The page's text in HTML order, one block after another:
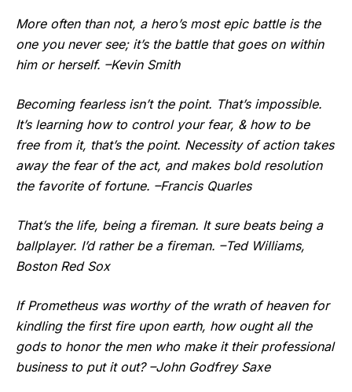
More often than not, a hero’s most epic battle is the
one you never see; it’s the battle that goes on within
him or herself. –Kevin Smith
Becoming fearless isn’t the point. That’s impossible.
It’s learning how to control your fear, & how to be
free from it, that’s the point. Necessity of action takes
away the fear of the act, and makes bold resolution
the favorite of fortune. –Francis Quarles
That’s the life, being a fireman. It sure beats being a
ballplayer. I’d rather be a fireman. –Ted Williams,
Boston Red Sox
If Prometheus was worthy of the wrath of heaven for
kindling the first fire upon earth, how ought all the
gods to honor the men who make it their professional
business to put it out? –John Godfrey Saxe